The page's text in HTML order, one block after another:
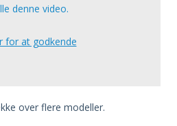
denne video.
for at godkende
over flere modeller.